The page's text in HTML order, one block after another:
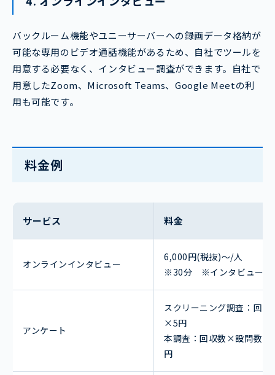
バックルーム機能やユニーサーバーへの録画データ格納が
可能な専用のビデオ通話機能があるため、自社でツールを
用意する必要なく、インタビュー調査ができます。自社で
用意したZoom、Microsoft Teams、Google Meetの利
用も可能です。
料金例
サービス 料金
オンラインインタビュー
6,000円(税抜)～/人
※30分
※インタビュー
アンケート
スクリーニング調査： 回収
×5円
本調査：回収数×設問数
円